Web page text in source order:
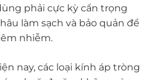
phải cực kỳ cẩn trọng
làm sạch và bảo quản để
nhiễm.
nay, các loại kính áp tròng